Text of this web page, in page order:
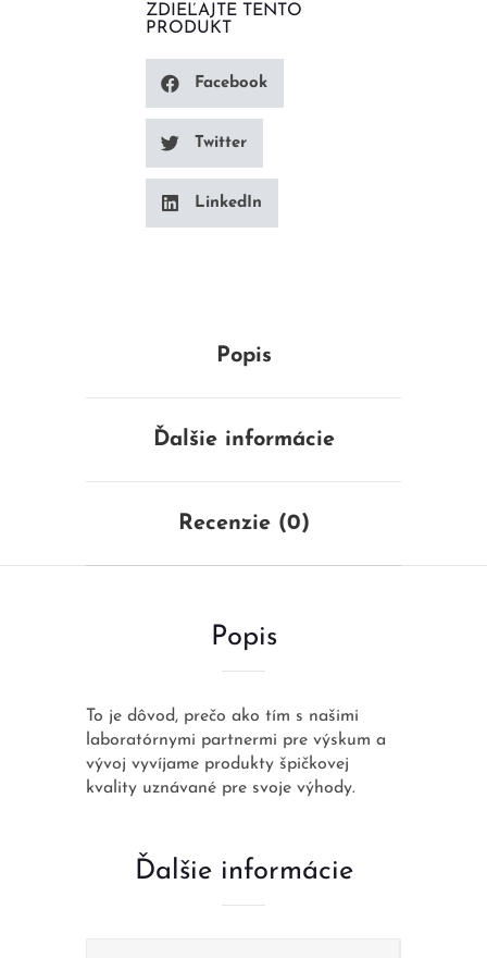
ZDIEĽAJTE TENTO
PRODUKT
Facebook
Twitter
LinkedIn
Popis
Ďalšie informácie
Recenzie (0)
Popis
To je dôvod, prečo ako tím s našimi
laboratórnymi partnermi pre výskum a
vývoj vyvíjame produkty špičkovej
kvality uznávané pre svoje výhody.
Ďalšie informácie